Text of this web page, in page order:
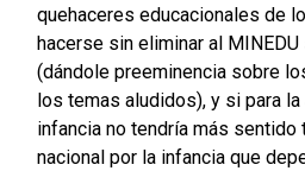
quehaceres educacionales de
hacerse sin eliminar al
(dándole preeminencia sobre
los temas aludidos), y si para
infancia no tendría más sentido
nacional por la infancia que